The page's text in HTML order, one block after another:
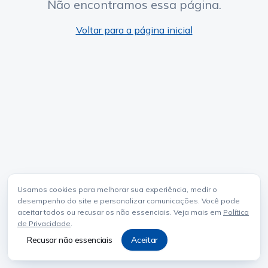
Usamos cookies para melhorar sua experiência, medir o
desempenho do site e personalizar comunicações. Você pode
aceitar todos ou recusar os não essenciais. Veja mais em Política
de Privacidade.
Recusar não essenciais Aceitar
Não encontramos essa página.
Voltar para a página inicial